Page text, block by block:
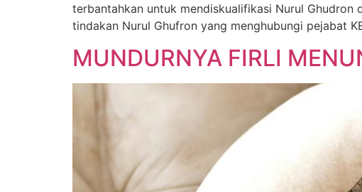
terbantahkan untuk mendiskualifikasi Nurul
tindakan Nurul Ghufron yang menghubungi pejabat
MUNDURNYA FIRLI